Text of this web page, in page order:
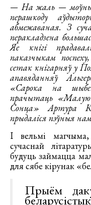
— На жаль — моўны
перашкоду
абмежаваная. З
перакладзена
Яе кнігі
паказчыкам
сетак кнігарняў у
апавяданняў
«Сарока на
прачытаць «Малую
Сонца» Артура
прыдаліся пэўныя
І вельмі
сучаснай
будуць займацца
для сябе кірунак
Прыём